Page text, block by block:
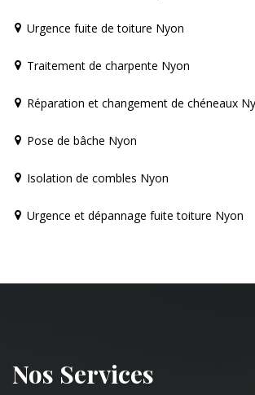
Urgence fuite de toiture Nyon
Traitement de charpente Nyon
Réparation et changement de chéneaux
Pose de bâche Nyon
Isolation de combles Nyon
Urgence et dépannage fuite toiture Nyon
Nos Services